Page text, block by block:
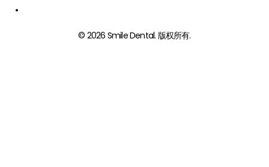
© 2026 Smile Dental. 版权所有.